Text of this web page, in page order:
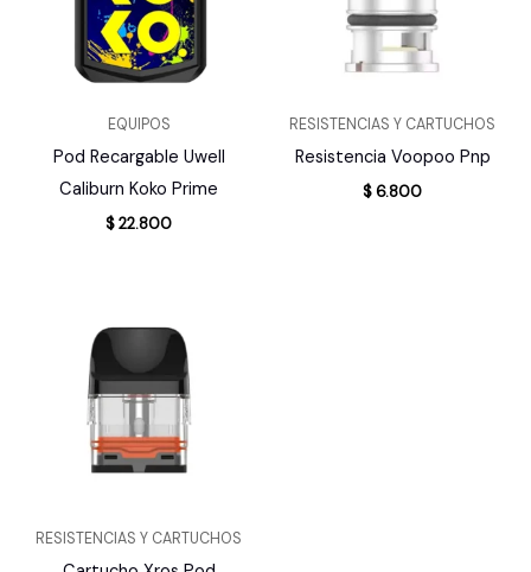
EQUIPOS
Pod Recargable Uwell
Caliburn Koko Prime
$22.800
RESISTENCIAS Y CARTUCHOS
Resistencia Voopoo Pnp
$6.800
RESISTENCIAS Y CARTUCHOS